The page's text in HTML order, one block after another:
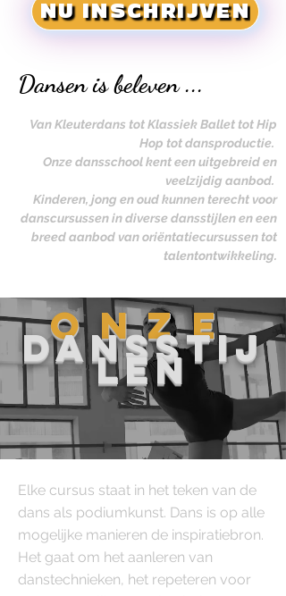
NU INSCHRIJVEN
Dansen is beleven ...
Van Kleuterdans tot Klassiek Ballet tot Hip
Hop tot dansproductie.
Onze dansschool kent een uitgebreid en
veelzijdig aanbod.
Kinderen, jong en oud kunnen terecht voor
danscursussen in diverse dansstijlen en een
breed aanbod van oriëntatiecursussen tot
talentontwikkeling.
ONZE
dANSSTIJ
LEN
Elke cursus staat in het teken van de
dans als podiumkunst. Dans is op alle
mogelijke manieren de inspiratiebron.
Het gaat om het aanleren van
danstechnieken, het repeteren voor